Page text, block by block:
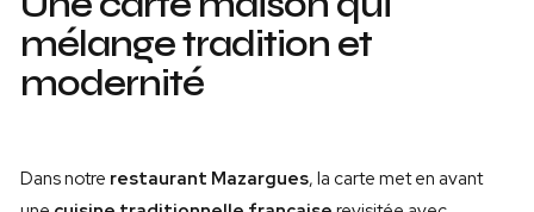
mélange tradition et
modernité
Dans notre restaurant Mazargues, la carte met en avant